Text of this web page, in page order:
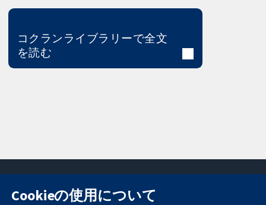
コクランライブラリーで全文
を読む
Cookieの使用について